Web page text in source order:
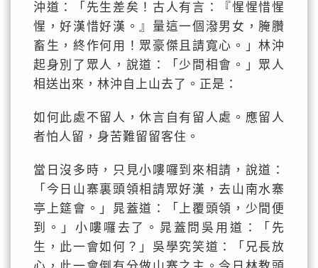
沖道：「先生差矣！古人有言：『惺惺惜惺
惺，好漢惜好漢。』量這一個潑男女，腌臢
畜生，終作何用！眾豪傑且請寬心。」林沖
起身別了眾人，說道：「少間相會。」眾人
相送出來，林沖自上山去了。正是：
如何此處不留人，休言自有留人處。應留人
者怕人留，身苦難留留客住。
當日沒多時，只見小嘍囉到來相請，說道：
「今日山寨裏頭領相請眾好漢，去山南水寨
亭上筵會。」晁蓋道：「上覆頭領，少間便
到。」小嘍囉去了。晁蓋問吳用道：「先
生，此一會如何？」吳學究笑道：「兄長放